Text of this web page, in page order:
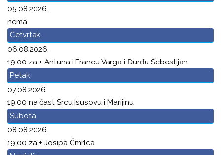
05.08.2026.
nema
Četvrtak
06.08.2026.
19.00 za + Antuna i Francu Varga i Đurđu Šebestijan
Petak
07.08.2026.
19.00 na čast Srcu Isusovu i Marijinu
Subota
08.08.2026.
19.00 za + Josipa Čmrlca